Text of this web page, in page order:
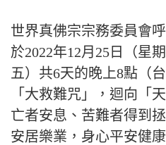
世界真佛宗宗務委員會
於2022年12月25日（星
五）共6天的晚上8點（
「大救難咒」，迴向「
亡者安息、苦難者得到
安居樂業，身心平安健康